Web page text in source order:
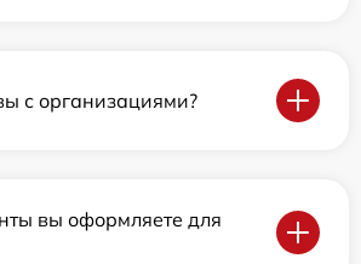
с организациями?
вы оформляете для